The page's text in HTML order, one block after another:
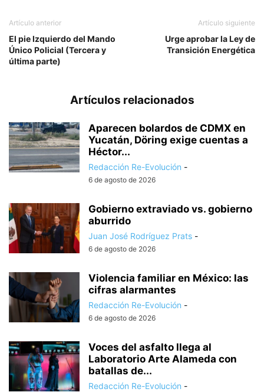
Artículo anterior
El pie Izquierdo del Mando
Único Policial (Tercera y
última parte)
Artículo siguiente
Urge aprobar la Ley de
Transición Energética
Artículos relacionados
Aparecen bolardos de CDMX en
Yucatán, Döring exige cuentas a
Héctor...
Redacción Re-Evolución -
6 de agosto de 2026
Gobierno extraviado vs. gobierno
aburrido
Juan José Rodríguez Prats -
6 de agosto de 2026
Violencia familiar en México: las
cifras alarmantes
Redacción Re-Evolución -
6 de agosto de 2026
Voces del asfalto llega al
Laboratorio Arte Alameda con
batallas de...
Redacción Re-Evolución -